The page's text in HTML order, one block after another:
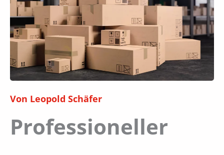
Von Leopold Schäfer
Professioneller